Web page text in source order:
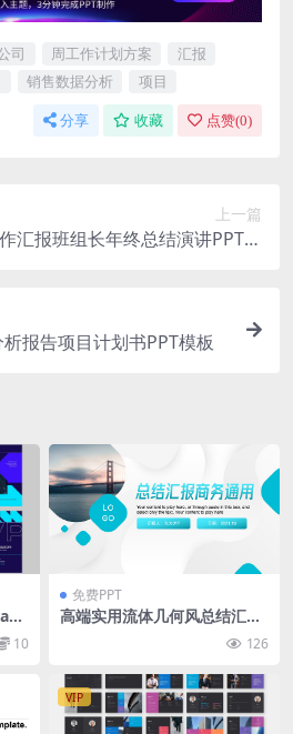
司 周工作计划方案
汇报
销售数据分析 项目
分享 收藏 点赞(0)
上一篇
汇报班组长年终总结演讲PPT模
报告项目计划书PPT模板
10
免费PPT
高端实用流体几何风总结汇报
126
VIP